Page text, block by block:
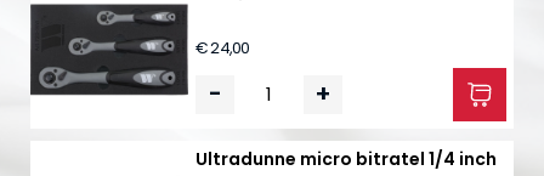
€ 24,00
- +
Ultradunne micro bitratel 1/4 inch